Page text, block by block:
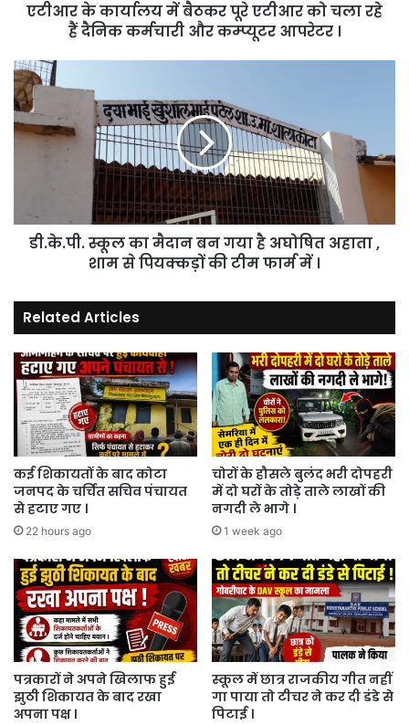
कर्मचारी
और
कम्प्यूटर
आपरेटर
।
एटीआर के कार्यालय में बैठकर पूरे एटीआर को चला रहे
हैं दैनिक कर्मचारी और कम्प्यूटर आपरेटर ।
डी.के.पी.
स्कूल
का
मैदान
बन
अहाता
पियक्कड़ों
टीम
फार्म
में
।
डी.के.पी. स्कूल का मैदान बन गया है अघोषित अहाता ,
शाम से पियक्कड़ों की टीम फार्म में ।
Related Articles
कई शिकायतों के बाद कोटा
जनपद के चर्चित सचिव पंचायत
से हटाए गए ।
22 hours ago
चोरों के हौसले बुलंद भरी दोपहरी
में दो घरों के तोड़े ताले लाखों की
नगदी ले भागे ।
1 week ago
पत्रकारों ने अपने खिलाफ हुई
झुठी शिकायत के बाद रखा
अपना पक्ष ।
स्कूल में छात्र राजकीय गीत नहीं
गा पाया तो टीचर ने कर दी डंडे से
पिटाई ।